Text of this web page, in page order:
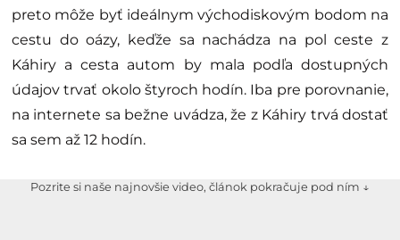
preto môže byť ideálnym východiskovým bodom na
cestu do oázy, keďže sa nachádza na pol ceste z
Káhiry a cesta autom by mala podľa dostupných
údajov trvať okolo štyroch hodín. Iba pre porovnanie,
na internete sa bežne uvádza, že z Káhiry trvá dostať
sa sem až 12 hodín.
Pozrite si naše najnovšie video, článok pokračuje pod ním ↓